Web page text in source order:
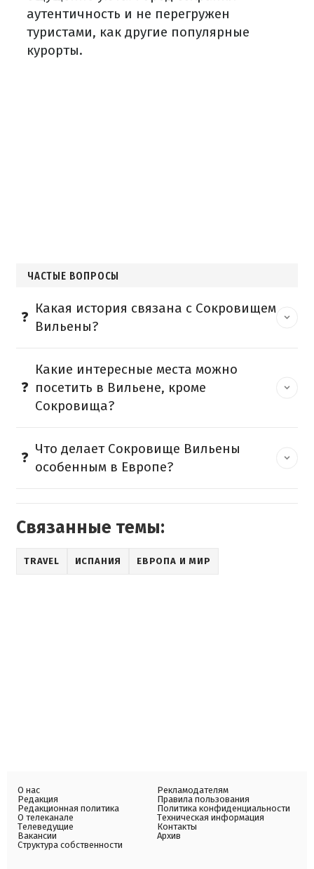
аутентичность и не перегружен
туристами, как другие популярные
курорты.
ЧАСТЫЕ ВОПРОСЫ
Какая история связана с Сокровищем
Вильены?
Какие интересные места можно
посетить в Вильене, кроме
Сокровища?
Что делает Сокровище Вильены
особенным в Европе?
Связанные темы:
TRAVEL ИСПАНИЯ ЕВРОПА И МИР
О нас
Редакция
Редакционная политика
О телеканале
Телеведущие
Вакансии
Структура собственности
Рекламодателям
Правила пользования
Политика конфиденциальности
Техническая информация
Контакты
Архив